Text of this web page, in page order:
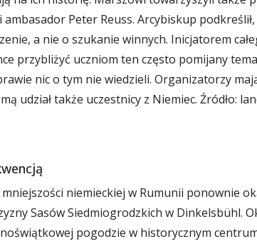
Peter Reuss. Arcybiskup
a nie o szukanie winnych. Inicjatorem
przybliżyć uczniom ten często pomijany
nic o tym nie wiedzieli. Organizatorzy
udział także uczestnicy z Niemiec. Źródło:
niemieckiej w Rumunii ponownie
Sasów Siedmiogrodzkich w Dinkelsbühl.
pogodzie w historycznym